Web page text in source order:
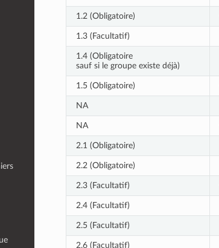
1.2 (Obligatoire)
1.3 (Facultatif)
1.4 (Obligatoire
sauf si le groupe existe déjà)
1.5 (Obligatoire)
NA
NA
2.1 (Obligatoire)
2.2 (Obligatoire)
2.3 (Facultatif)
2.4 (Facultatif)
2.5 (Facultatif)
2.6 (Facultatif)